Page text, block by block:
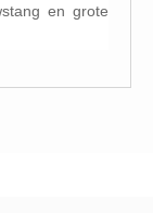
en grote